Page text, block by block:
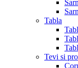
Tabla
Tevi si